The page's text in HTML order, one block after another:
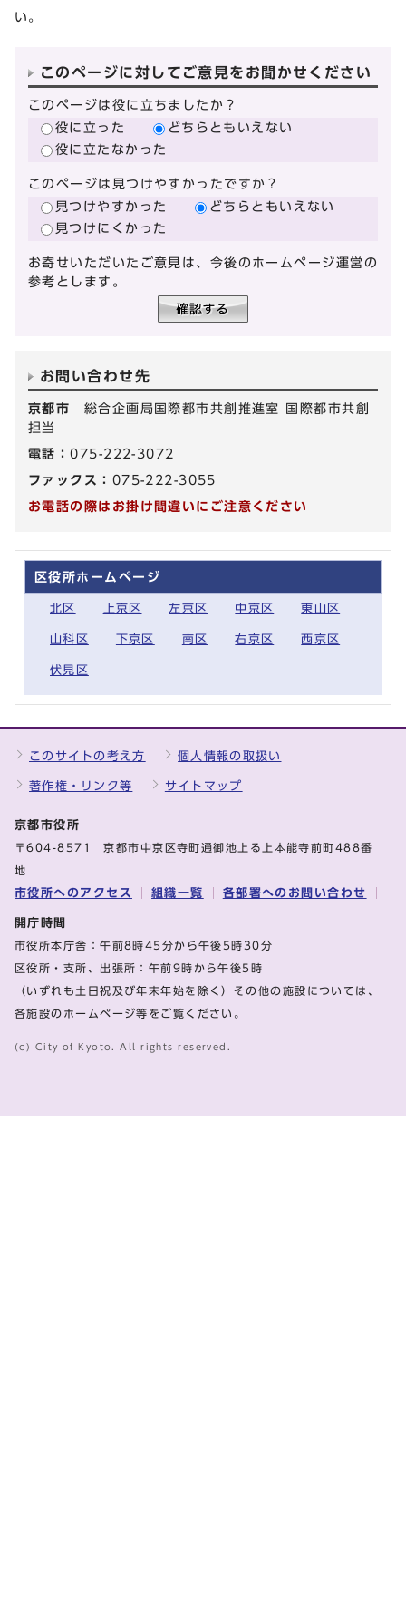
い。
このページに対してご意見をお聞かせください
このページは役に立ちましたか？
役に立った
どちらともいえない
役に立たなかった
このページは見つけやすかったですか？
見つけやすかった
どちらともいえない
見つけにくかった
お寄せいただいたご意見は、今後のホームページ運営の
参考とします。
お問い合わせ先
京都市 総合企画局国際都市共創推進室 国際都市共創
担当
電話：075-222-3072
ファックス： 075-222-3055
お電話の際はお掛け間違いにご注意ください
区役所ホームページ
北区 上京区 左京区 中京区 東山区
山科区 下京区 南区 右京区 西京区
伏見区
このサイトの考え方 個人情報の取扱い
著作権・リンク等 サイトマップ
京都市役所
〒604-8571 京都市中京区寺町通御池上る上本能寺前町488番
地
市役所へのアクセス 組織一覧 各部署へのお問い合わせ
開庁時間
市役所本庁舎：午前8時45分から午後5時30分
区役所・支所、出張所：午前9時から午後5時
（いずれも土日祝及び年末年始を除く）その他の施設については、
各施設のホームページ等をご覧ください。
(c) City of Kyoto. All rights reserved.